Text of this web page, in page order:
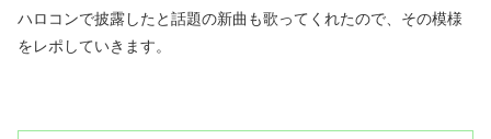
ハロコンで披露したと話題の新曲も歌ってくれたので、その模様
をレポしていきます。